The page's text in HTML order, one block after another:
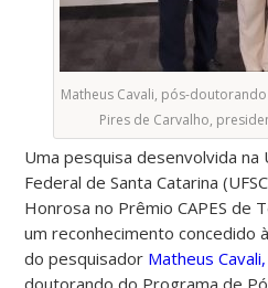
Matheus Cavali, pós-doutorando
Pires de Carvalho,
Uma pesquisa desenvolvida na
Federal de Santa Catarina
Honrosa no Prêmio CAPES de
um reconhecimento concedido
do pesquisador Matheus Cavali,
doutorando do Programa de